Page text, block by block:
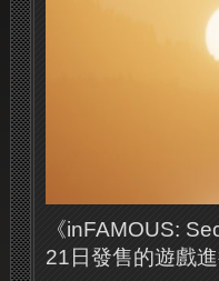
《inFAMOUS:
21日發售的遊戲